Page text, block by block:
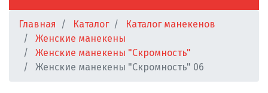
Главная Каталог
Каталог манекенов
Женские манекены
Женские манекены "Скромность"
Женские манекены "Скромность" 06